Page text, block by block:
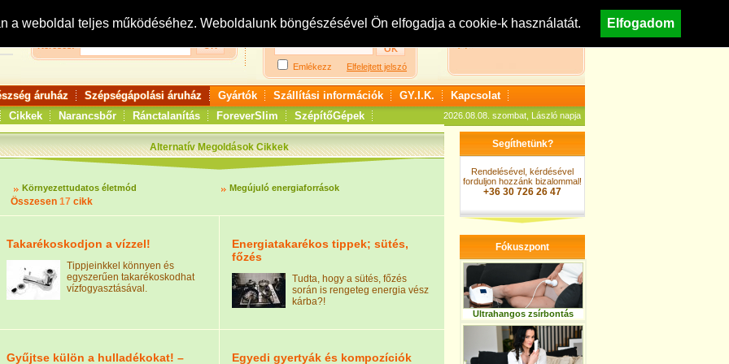
a weboldal teljes működéséhez. Weboldalunk böngészésével Ön elfogadja a cookie-k használatát. Elfogadom
Keresés:
Bejelentkezés: Regisztráció
Emlékezz Elfelejtett jelszó
Nézzen körül áruházunkban!
áruház Szépségápolási áruház Gyártók Szállítási információk GY.I.K.
Kapcsolat
Cikkek Narancsbőr Ránctalanítás ForeverSlim SzépítőGépek 2026.08.08. szombat, László napja
Alternatív Megoldások Cikkek
Környezettudatos életmód Megújuló energiaforrások
Összesen 17 cikk
Takarékoskodjon a vízzel!
Tippjeinkkel könnyen és
egyszerűen takarékoskodhat
vízfogyasztásával.
Energiatakarékos tippek; sütés,
főzés
Tudta, hogy a sütés, főzés
során is rengeteg energia vész
kárba?!
Gyűjtse külön a hulladékokat! –
Egyedi gyertyák és kompozíciók
Segíthetünk?
Rendelésével, kérdésével
forduljon hozzánk bizalommal!
+36 30 726 26 47
Fókuszpont
Ultrahangos zsírbontás